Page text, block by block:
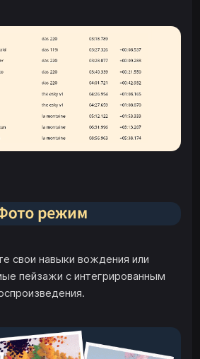
свои навыки вождения или
пейзажи с интегрированным